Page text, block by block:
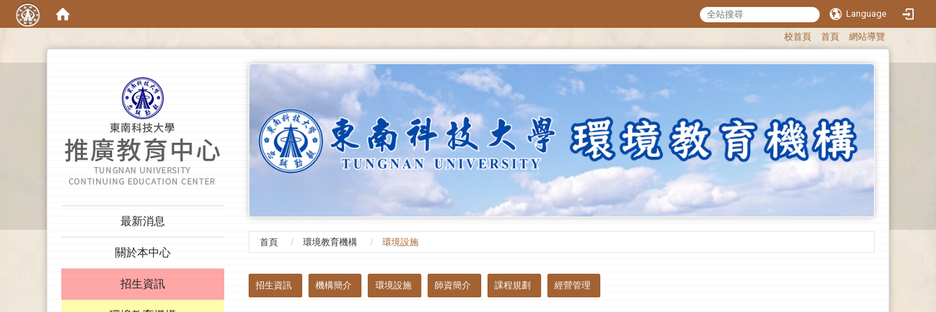
Language
校首頁 首頁 網站導覽
最新消息
關於本中心
招生資訊
首頁 環境教育機構 環境設施
招生資訊 機構簡介 環境設施 師資簡介 課程規劃 經營管理